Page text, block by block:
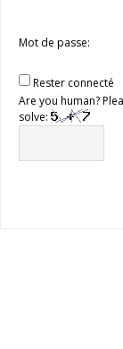
Mot de passe:
Rester connecté
Are you human?
solve: